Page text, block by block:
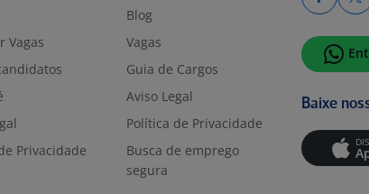
Vagas
Privacidade
Blog
Vagas
Guia de Cargos
Aviso Legal
Política de Privacidade
Busca de emprego
segura
Baixe